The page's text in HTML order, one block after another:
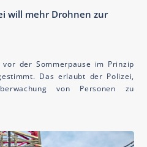
will mehr Drohnen zur
der Sommerpause im Prinzip
Das erlaubt der Polizei,
von Personen zu